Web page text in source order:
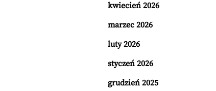
kwiecień 2026
marzec 2026
luty 2026
styczeń 2026
grudzień 2025